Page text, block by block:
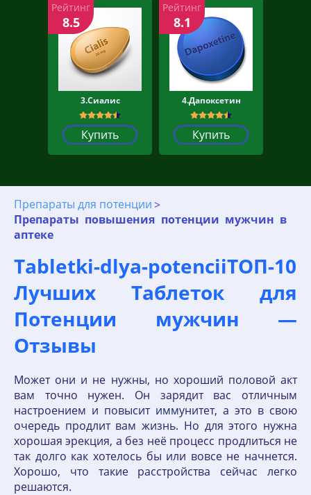
3.Сиалис
Купить
Рейтинг
8.5
4.Дапоксетин
Купить
Рейтинг
8.1
Препараты для потенции
Препараты повышения потенции мужчин в
аптеке
Tabletki-dlya-potenciiТОП-10
Лучших Таблеток для
Потенции мужчин —
Отзывы
Может они и не нужны, но хороший половой акт
вам точно нужен. Он зарядит вас отличным
настроением и повысит иммунитет, а это в свою
очередь продлит вам жизнь. Но для этого нужна
хорошая эрекция, а без неё процесс продлиться не
так долго как хотелось бы или вовсе не начнется.
Хорошо, что такие расстройства сейчас легко
решаются.